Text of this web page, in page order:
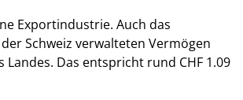
Exportindustrie. Auch das
Schweiz verwalteten Vermögen
Das entspricht rund CHF 1.09